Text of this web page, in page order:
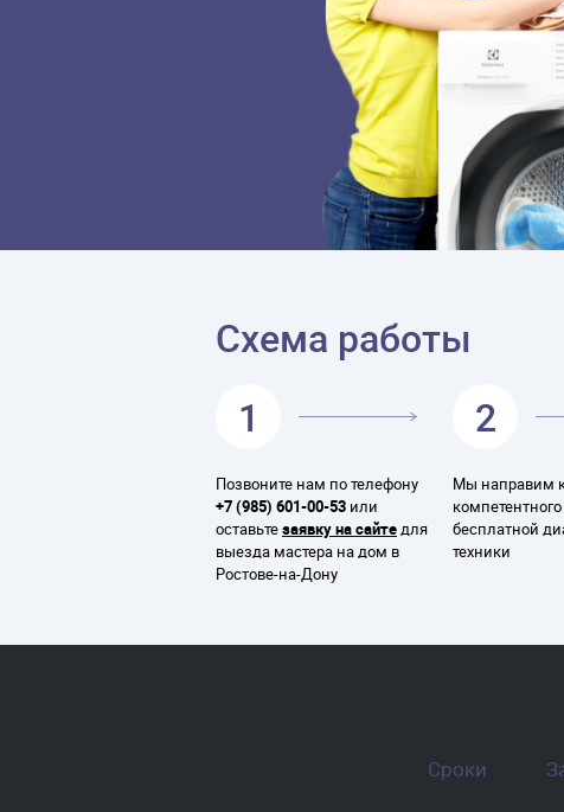
Схема работы
1
Позвоните нам по телефону
+7 (985) 601-00-53 или
оставьтезаявку на сайтедля
выезда мастера на дом в
Ростове-на-Дону
2
Мы направим
бесплатной
техники
Сроки